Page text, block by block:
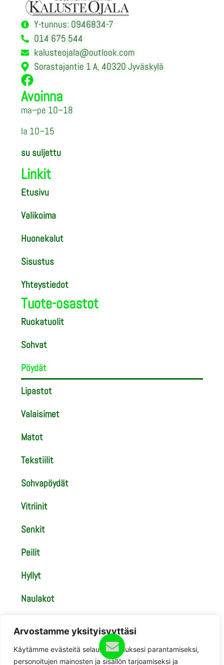
Arvostamme yksityisyyttäsi
Käytämme evästeitä selauskokemuksesi parantamiseksi,
personoitujen mainosten ja sisällön tarjoamiseksi ja
Y-tunnus: 0946834-7
014 675 544
kalusteojala@outlook.com
Sorastajantie 1 A, 40320 Jyväskylä
Avoinna
ma–pe 10–18
la 10–15
su suljettu
Linkit
Etusivu
Valikoima
Huonekalut
Sisustus
Yhteystiedot
Tuote-osastot
Ruokatuolit
Sohvat
Pöydät
Lipastot
Valaisimet
Matot
Tekstiilit
Sohvapöydät
Vitriinit
Senkit
Peilit
Hyllyt
Naulakot
Tuolit